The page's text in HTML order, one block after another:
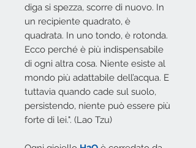
diga si spezza, scorre di nuovo. In
un recipiente quadrato, è
quadrata. In uno tondo, è rotonda.
Ecco perché è più indispensabile
di ogni altra cosa. Niente esiste al
mondo più adattabile dell’acqua. E
tuttavia quando cade sul suolo,
persistendo, niente può essere più
forte di lei.". (Lao Tzu)